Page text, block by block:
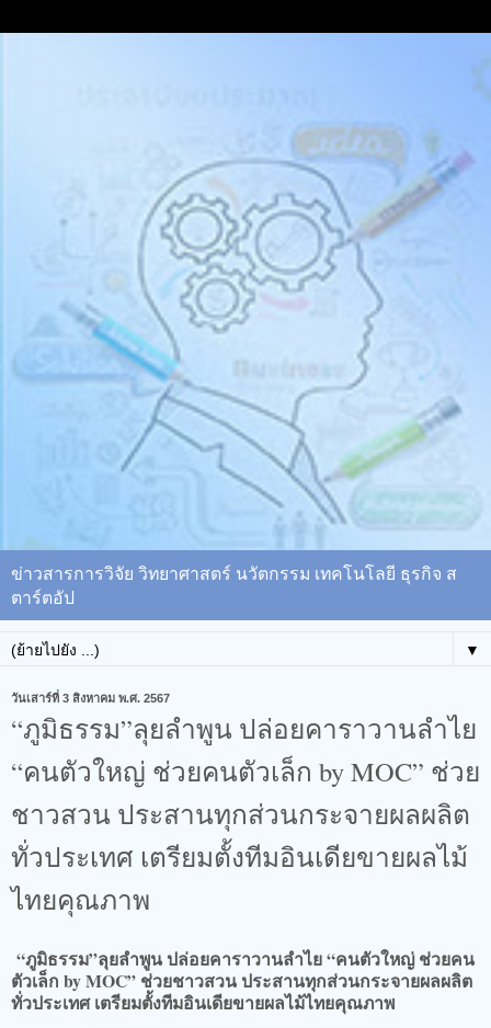
ข่าวสารการวิจัย วิทยาศาสตร์ นวัตกรรม เทคโนโลยี ธุรกิจ ส
ตาร์ตอัป
▼
วันเสาร์ที่ 3 สิงหาคม พ.ศ. 2567
“ภูมิธรรม”ลุยลำพูน ปล่อยคาราวานลำไย
“คนตัวใหญ่ ช่วยคนตัวเล็ก by MOC” ช่วย
ชาวสวน ประสานทุกส่วนกระจายผลผลิต
ทั่วประเทศ เตรียมตั้งทีมอินเดียขายผลไม้
ไทยคุณภาพ
“ภูมิธรรม”ลุยลำพูน ปล่อยคาราวานลำไย “คนตัวใหญ่ ช่วยคน
ตัวเล็ก by MOC” ช่วยชาวสวน ประสานทุกส่วนกระจายผลผลิต
ทั่วประเทศ เตรียมตั้งทีมอินเดียขายผลไม้ไทยคุณภาพ